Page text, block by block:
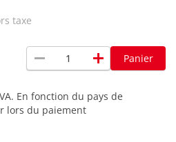
taxe
remove add Panier
En fonction du pays de
lors du paiement